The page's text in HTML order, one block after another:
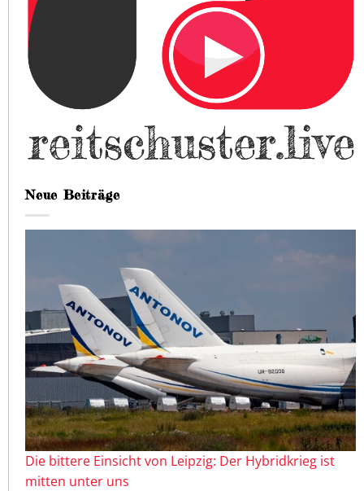
Neue Beiträge
Die bittere Einsicht von Leipzig: Der Hybridkrieg ist
mitten unter uns